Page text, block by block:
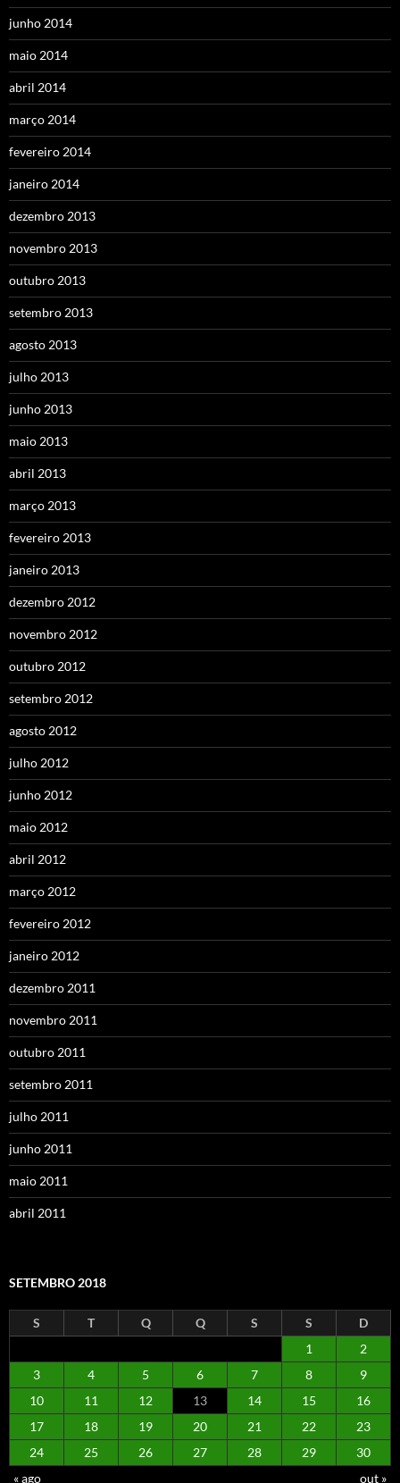
junho 2014
maio 2014
abril 2014
março 2014
fevereiro 2014
janeiro 2014
dezembro 2013
novembro 2013
outubro 2013
setembro 2013
agosto 2013
julho 2013
junho 2013
maio 2013
abril 2013
março 2013
fevereiro 2013
janeiro 2013
dezembro 2012
novembro 2012
outubro 2012
setembro 2012
agosto 2012
julho 2012
junho 2012
maio 2012
abril 2012
março 2012
fevereiro 2012
janeiro 2012
dezembro 2011
novembro 2011
outubro 2011
setembro 2011
julho 2011
junho 2011
maio 2011
abril 2011
SETEMBRO 2018
S T Q Q S S
D
1
2
3
4 5 6 7 8
9
10
11 12 13 14 15
16
17
18 19 20 21 22
23
24
25 26 27 28 29
30
« ago
out »